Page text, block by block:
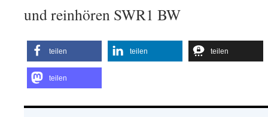
und reinhören SWR1 BW
teilen teilen teilen
teilen